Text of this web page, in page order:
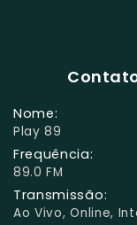
Nome:
Play 89
Frequência:
89.0 FM
Transmissão:
Ao Vivo, Online,